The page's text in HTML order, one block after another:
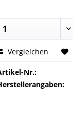
Vergleichen
Nr.: